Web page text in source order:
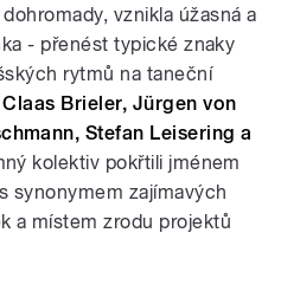
vznikla úžasná a
- přenést typické znaky
rytmů na taneční
Brieler, Jürgen von
Stefan Leisering a
kolektiv pokřtili jménem
synonymem zajímavých
a místem zrodu projektů